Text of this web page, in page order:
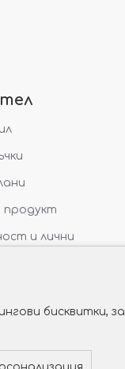
продукт
и лични
бисквитки, за